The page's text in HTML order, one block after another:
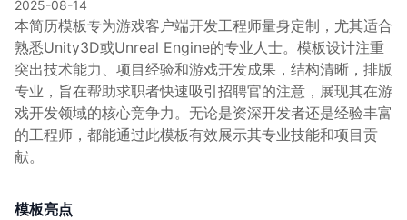
2025-08-14
本简历模板专为游戏客户端开发工程师量身定制，尤其适合
熟悉Unity3D或Unreal Engine的专业人士。模板设计注重
突出技术能力、项目经验和游戏开发成果，结构清晰，排版
专业，旨在帮助求职者快速吸引招聘官的注意，展现其在游
戏开发领域的核心竞争力。无论是资深开发者还是经验丰富
的工程师，都能通过此模板有效展示其专业技能和项目贡
献。
模板亮点